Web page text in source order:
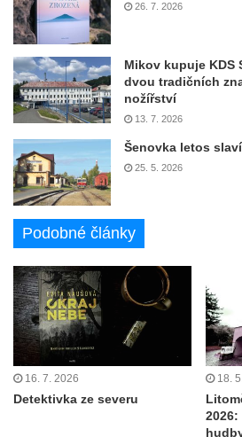
26. 7. 2026
Mikov kupuje KDS
dvou tradičních
nožířství
13. 7. 2026
Šenovka letos
25. 5. 2026
Podobné články
16. 7. 2026
Detektivka ze severu
18.